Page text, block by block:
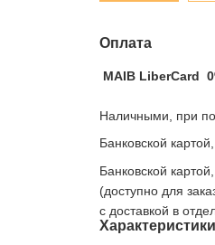
Оплата
MAIB LiberCard
Наличными, при
Банковской
Банковской
(доступно для
с доставкой в
Характеристики